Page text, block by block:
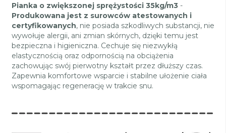
Pianka o zwiększonej sprężystości 35kg/m3 -
Produkowana jest z surowców atestowanych i
certyfikowanych, nie posiada szkodliwych substancji, nie
wywołuje alergii, ani zmian skórnych, dzięki temu jest
bezpieczna i higieniczna. Cechuje się niezwykłą
elastycznością oraz odpornością na obciążenia
zachowując swój pierwotny kształt przez dłuższy czas.
Zapewnia komfortowe wsparcie i stabilne ułożenie ciała
wspomagając regenerację w trakcie snu.